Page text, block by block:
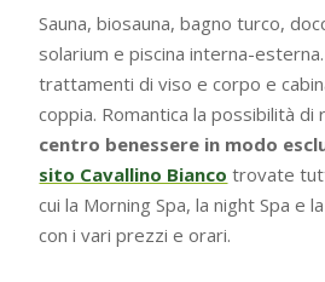
Sauna, biosauna, bagno turco,
solarium e piscina interna-
trattamenti di viso e corpo e
coppia. Romantica la possibilità di
centro benessere in modo
sito Cavallino Bianco trovate
cui la Morning Spa, la night Spa e
con i vari prezzi e orari.